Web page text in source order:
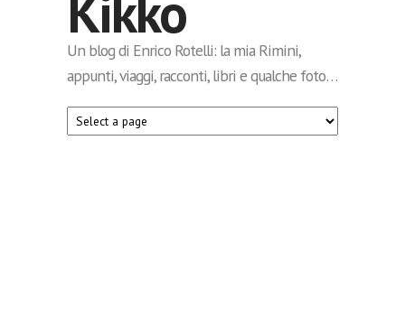
Un blog di Enrico Rotelli: la mia Rimini,
appunti, viaggi, racconti, libri e qualche foto…